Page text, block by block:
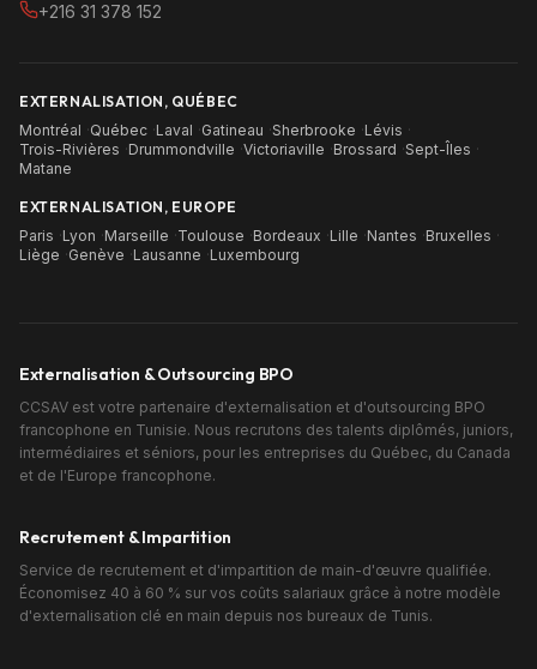
+216 31 378 152
EXTERNALISATION, QUÉBEC
Montréal ·Québec ·Laval ·Gatineau ·Sherbrooke ·Lévis ·
Trois-Rivières ·Drummondville ·Victoriaville ·Brossard ·Sept-Îles ·
Matane
EXTERNALISATION, EUROPE
Paris ·Lyon ·Marseille ·Toulouse ·Bordeaux ·Lille ·Nantes ·Bruxelles ·
Liège ·Genève ·Lausanne ·Luxembourg
Externalisation & Outsourcing BPO
CCSAV est votre partenaire d'externalisation et d'outsourcing BPO
francophone en Tunisie. Nous recrutons des talents diplômés, juniors,
intermédiaires et séniors, pour les entreprises du Québec, du Canada
et de l'Europe francophone.
Recrutement & Impartition
Service de recrutement et d'impartition de main-d'œuvre qualifiée.
Économisez 40 à 60 % sur vos coûts salariaux grâce à notre modèle
d'externalisation clé en main depuis nos bureaux de Tunis.